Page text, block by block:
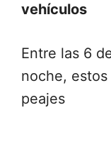
vehículos
Entre las 6
noche,
peajes